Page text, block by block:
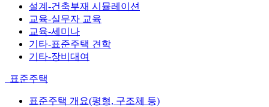
설계-건축부재 시뮬레이션
교육-실무자 교육
교육-세미나
기타-표준주택 견학
기타-장비대여
표준주택
표준주택 개요(평형, 구조체 등)